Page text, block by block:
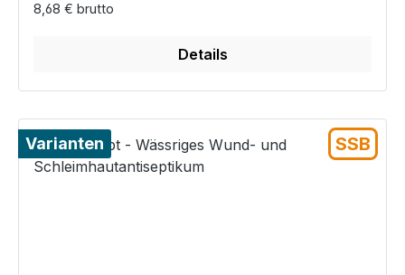
8,68 € brutto
Details
Varianten SSB